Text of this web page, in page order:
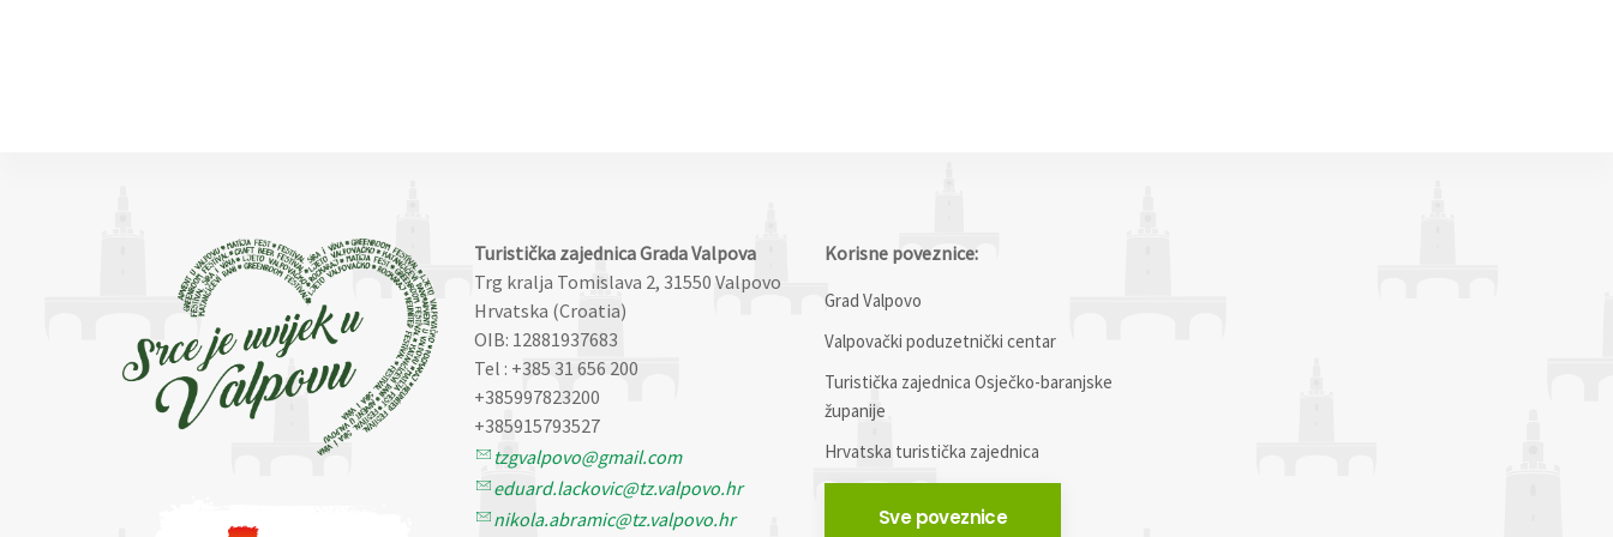
Turistička zajednica Grada Valpova
Trg kralja Tomislava 2, 31550 Valpovo
Hrvatska (Croatia)
OIB: 12881937683
Tel : +385 31 656 200
+385997823200
+385915793527
tzgvalpovo@gmail.com
eduard.lackovic@tz.valpovo.hr
nikola.abramic@tz.valpovo.hr
Korisne poveznice:
Grad Valpovo
Valpovački poduzetnički centar
Turistička zajednica Osječko-baranjske
županije
Hrvatska turistička zajednica
Sve poveznice